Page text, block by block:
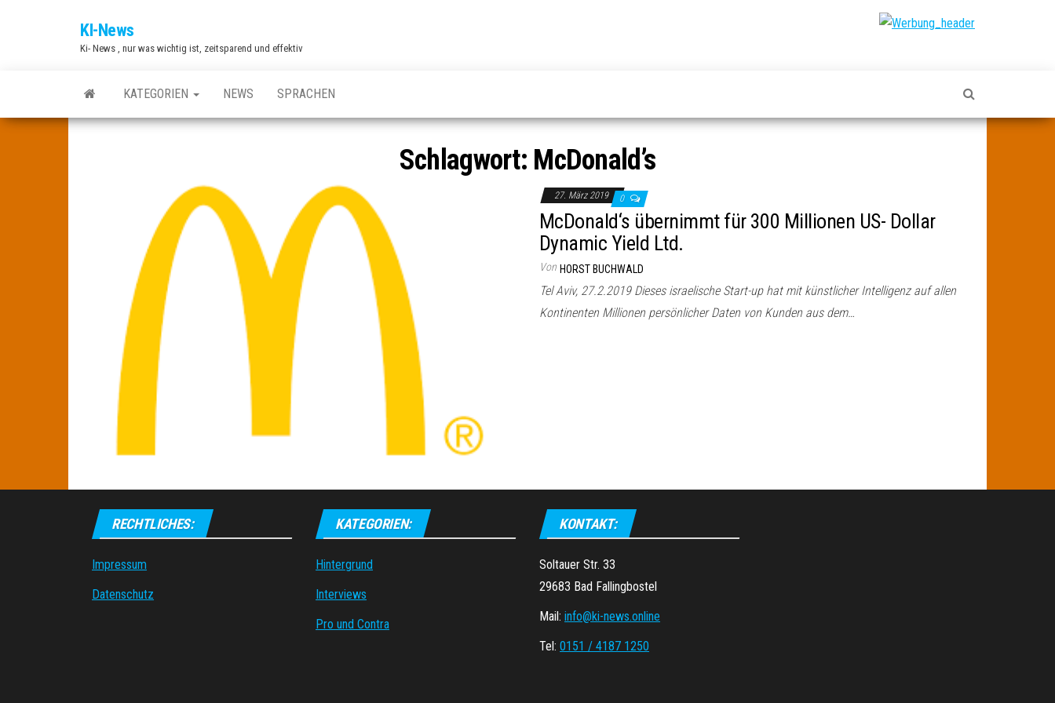
KI-News
Ki- News , nur was wichtig ist, zeitsparend und effektiv
KATEGORIEN NEWS SPRACHEN
Schlagwort: McDonald’s
27. März 2019 0
McDonald‘s übernimmt für 300 Millionen US- Dollar
Dynamic Yield Ltd.
Von HORST BUCHWALD
Tel Aviv, 27.2.2019 Dieses israelische Start-up hat mit künstlicher Intelligenz auf allen
Kontinenten Millionen persönlicher Daten von Kunden aus dem…
RECHTLICHES:
Impressum
Datenschutz
KATEGORIEN:
Hintergrund
Interviews
Pro und Contra
KONTAKT:
Soltauer Str. 33
29683 Bad Fallingbostel
Mail: info@ki-news.online
Tel: 0151 / 4187 1250